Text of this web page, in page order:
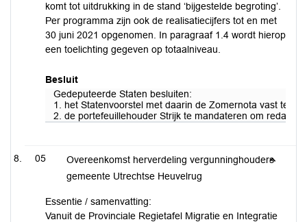
komt tot uitdrukking in de stand ‘bijgestelde begroting’.
Per programma zijn ook de realisatiecijfers tot en met
30 juni 2021 opgenomen. In paragraaf 1.4 wordt hierop
een toelichting gegeven op totaalniveau.
Besluit
Gedeputeerde Staten besluiten:
1. het Statenvoorstel met daarin de Zomernota vast te
2. de portefeuillehouder Strijk te mandateren om
05
Overeenkomst herverdeling vergunninghouders
gemeente Utrechtse Heuvelrug
Essentie / samenvatting:
Vanuit de Provinciale Regietafel Migratie en Integratie